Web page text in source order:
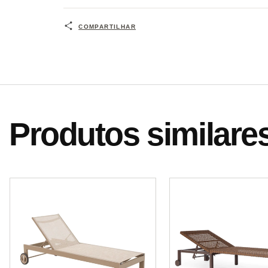
COMPARTILHAR
Produtos